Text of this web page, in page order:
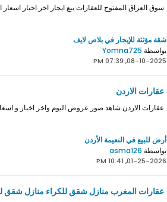
سوق العراق المفتوح للعقارات بيع ايجار اخر اخبار اسعار
شقة مؤثثة للإيجار في بلاص لايف
بواسطة Yomna725
08-10-2025, 07:39 PM
عقارات الاردن
عقارات الاردن شاهد صور عروض اليوم واخر اخبار و
أرض للبيع في النعيمة الأردن
بواسطة asma126
01-25-2026, 10:41 PM
عقارات المغرب منازل شقق للكراء منازل شقق